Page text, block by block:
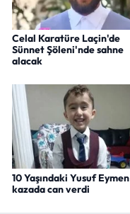
Celal Karatüre Laçin'de
Sünnet Şöleni'nde sahne
alacak
10 Yaşındaki Yusuf Eymen
kazada can verdi